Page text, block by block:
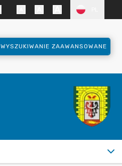
WYSZUKIWANIE ZAAWANSOWANE